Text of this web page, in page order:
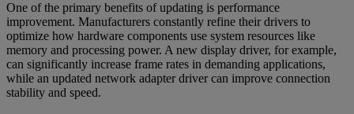
One of the primary benefits of updating is performance
improvement. Manufacturers constantly refine their drivers to
optimize how hardware components use system resources like
memory and processing power. A new display driver, for example,
can significantly increase frame rates in demanding applications,
while an updated network adapter driver can improve connection
stability and speed.